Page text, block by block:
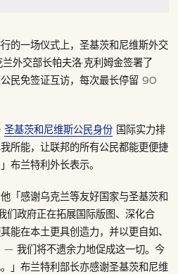
的一场仪式上，圣基茨和尼维斯外交
外交部长帕夫洛·克利姆金签署了
公民免签证互访，每次最长停留 90
圣基茨和尼维斯公民身份国际实力排
所能，让联邦的所有公民都能更便捷
布兰特利外长表示。
「感谢乌克兰等友好国家与圣基茨和
政府正在拓展国际版图、深化合
能在本土更具创造力，并以更自如、
— 我们将不遗余力地促成这一切。今
」布兰特利部长亦感谢圣基茨和尼维